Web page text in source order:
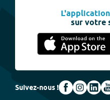
L'application
sur votre
Suivez-nous !